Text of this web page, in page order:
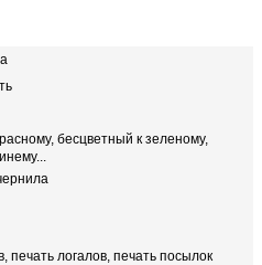
бесцветный к зеленому,
печать логалов, печать посылок